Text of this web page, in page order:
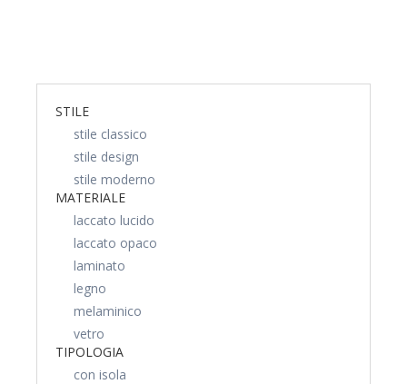
STILE
stile classico
stile design
stile moderno
MATERIALE
laccato lucido
laccato opaco
laminato
legno
melaminico
vetro
TIPOLOGIA
con isola